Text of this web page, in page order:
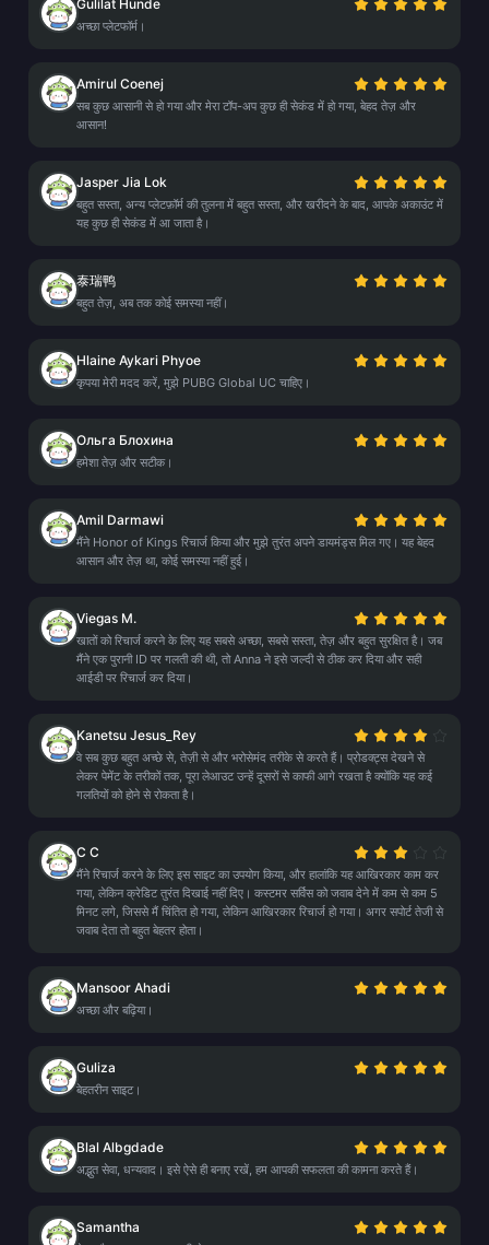
Gulilat Hunde
अच्छा प्लेटफॉर्म।
Amirul Coenej
सब कुछ आसानी से हो गया और मेरा टॉप-अप कुछ ही सेकंड में हो गया, बेहद तेज़ और
आसान!
Jasper Jia Lok
बहुत सस्ता, अन्य प्लेटफ़ॉर्म की तुलना में बहुत सस्ता, और खरीदने के बाद, आपके अकाउंट में
यह कुछ ही सेकंड में आ जाता है।
泰瑞鸭
बहुत तेज़, अब तक कोई समस्या नहीं।
Hlaine Aykari Phyoe
कृपया मेरी मदद करें, मुझे PUBG Global UC चाहिए।
Ольга Блохина
हमेशा तेज़ और सटीक।
Amil Darmawi
मैंने Honor of Kings रिचार्ज किया और मुझे तुरंत अपने डायमंड्स मिल गए। यह बेहद
आसान और तेज़ था, कोई समस्या नहीं हुई।
Viegas M.
खातों को रिचार्ज करने के लिए यह सबसे अच्छा, सबसे सस्ता, तेज़ और बहुत सुरक्षित है। जब
मैंने एक पुरानी ID पर गलती की थी, तो Anna ने इसे जल्दी से ठीक कर दिया और सही
आईडी पर रिचार्ज कर दिया।
Kanetsu Jesus_Rey
वे सब कुछ बहुत अच्छे से, तेज़ी से और भरोसेमंद तरीके से करते हैं। प्रोडक्ट्स देखने से
लेकर पेमेंट के तरीकों तक, पूरा लेआउट उन्हें दूसरों से काफी आगे रखता है क्योंकि यह कई
गलतियों को होने से रोकता है।
C C
मैंने रिचार्ज करने के लिए इस साइट का उपयोग किया, और हालांकि यह आखिरकार काम कर
गया, लेकिन क्रेडिट तुरंत दिखाई नहीं दिए। कस्टमर सर्विस को जवाब देने में कम से कम 5
मिनट लगे, जिससे मैं चिंतित हो गया, लेकिन आखिरकार रिचार्ज हो गया। अगर सपोर्ट तेजी से
जवाब देता तो बहुत बेहतर होता।
Mansoor Ahadi
अच्छा और बढ़िया।
Guliza
बेहतरीन साइट।
Blal Albgdade
अद्भुत सेवा, धन्यवाद। इसे ऐसे ही बनाए रखें, हम आपकी सफलता की कामना करते हैं।
Samantha